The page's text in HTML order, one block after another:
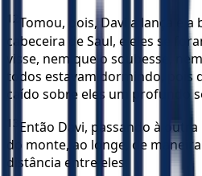
12 Tomou, pois, Davi a lança e a
cabeceira de Saul, e eles se
visse, nem que o soubesse,
todos estavam dormindo, pois
caído sobre eles um profundo
13 Então Davi, passando à
do monte, ao longe, de maneira
distância entre eles.